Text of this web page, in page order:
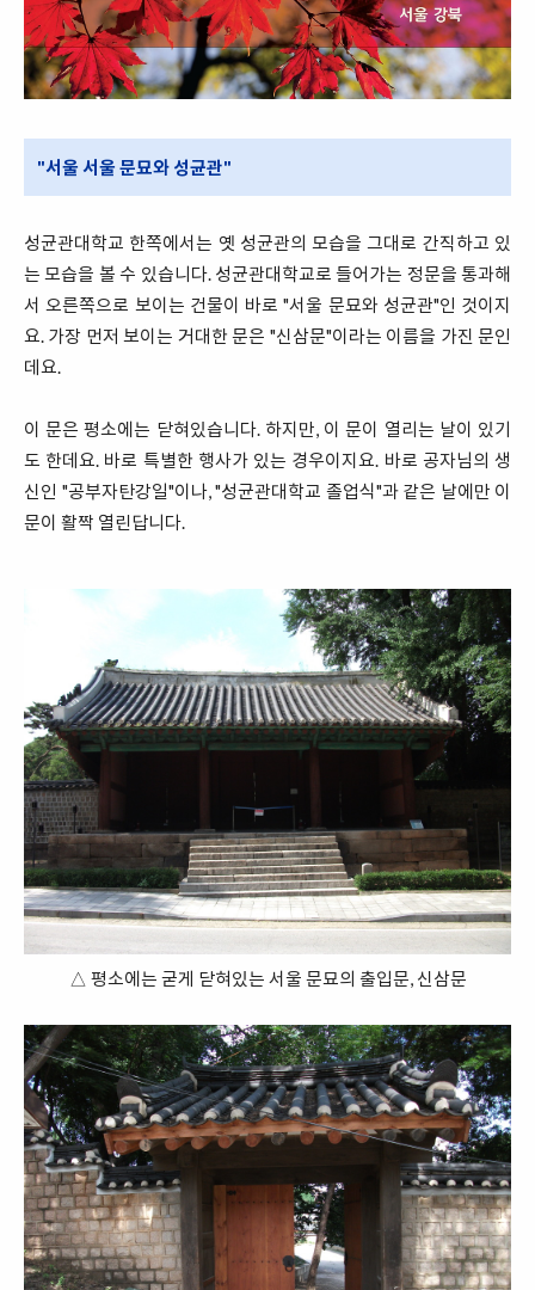
"서울 서울 문묘와 성균관"
성균관대학교 한쪽에서는 옛 성균관의 모습을 그대로 간직하고 있
는 모습을 볼 수 있습니다. 성균관대학교로 들어가는 정문을 통과해
서 오른쪽으로 보이는 건물이 바로 "서울 문묘와 성균관"인 것이지
요. 가장 먼저 보이는 거대한 문은 "신삼문"이라는 이름을 가진 문인
데요.
이 문은 평소에는 닫혀있습니다. 하지만, 이 문이 열리는 날이 있기
도 한데요. 바로 특별한 행사가 있는 경우이지요. 바로 공자님의 생
신인 "공부자탄강일"이나, "성균관대학교 졸업식"과 같은 날에만 이
문이 활짝 열린답니다.
△ 평소에는 굳게 닫혀있는 서울 문묘의 출입문, 신삼문